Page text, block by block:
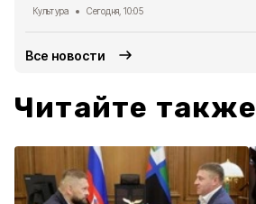
Культура Сегодня, 10:05
Все новости
Читайте также